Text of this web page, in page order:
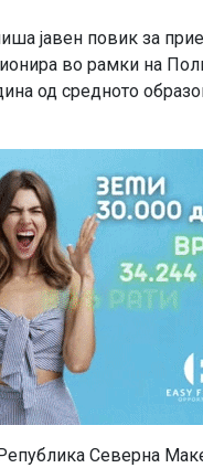
јавен повик за
во рамки на
од средното
Северна